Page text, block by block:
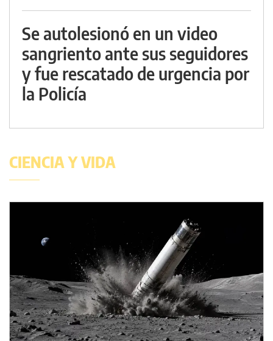
Se autolesionó en un video
sangriento ante sus seguidores
y fue rescatado de urgencia por
la Policía
CIENCIA Y VIDA